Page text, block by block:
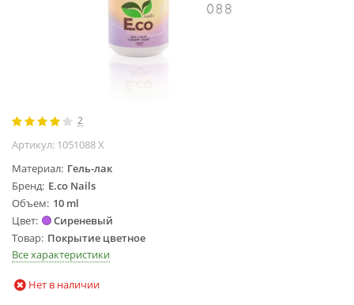
маникюра и
педикюра
Инструменты
Лампа-лупа
Лампы
Пылесосы
2
Артикул: 1051088 Х
Материал Гель-лак
Бренд E.co Nails
Объем 10 ml
Цвет
Сиреневый
Товар Покрытие цветное
Все характеристики
Нет в наличии